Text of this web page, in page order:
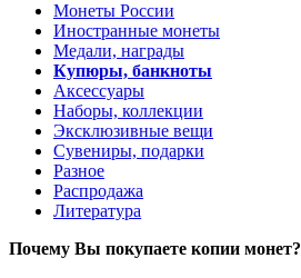
Монеты России
Иностранные монеты
Медали, награды
Купюры, банкноты
Аксессуары
Наборы, коллекции
Эксклюзивные вещи
Сувениры, подарки
Разное
Распродажа
Литература
Почему Вы покупаете копии монет?